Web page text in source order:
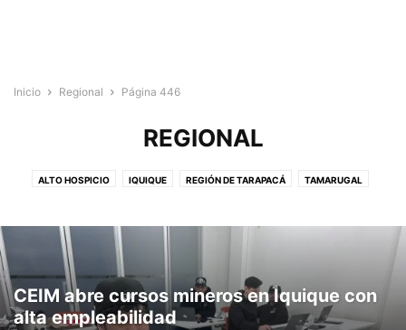
Inicio Regional Página 446
REGIONAL
ALTO HOSPICIO IQUIQUE REGIÓN DE TARAPACÁ TAMARUGAL
CEIM abre cursos mineros en Iquique con
alta empleabilidad